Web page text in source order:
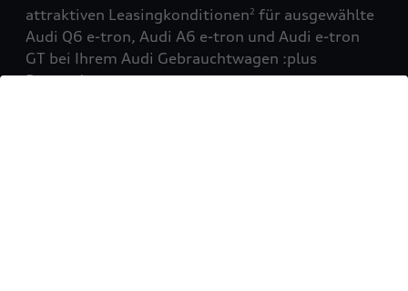
attraktiven Leasingkonditionen2 für ausgewählte
Audi Q6 e-tron, Audi A6 e-tron und Audi e-tron
GT bei Ihrem Audi Gebrauchtwagen :plus
Partner!